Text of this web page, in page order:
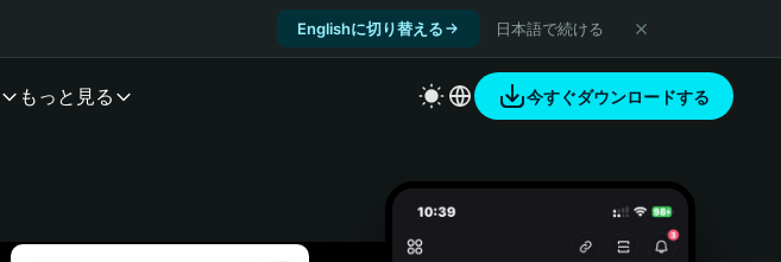
Englishに切り替える 日本語で続ける
もっと見る 今すぐダウンロードする